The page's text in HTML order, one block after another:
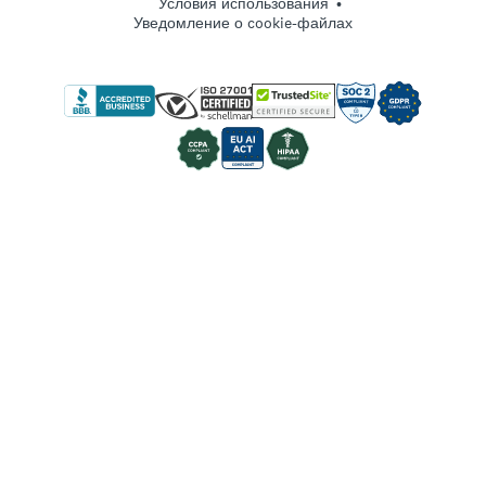
Рекомендации по проведению опросов
Уведомление о cookie-файлах